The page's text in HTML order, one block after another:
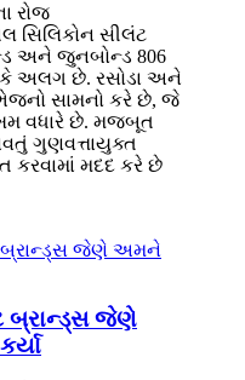
રોજ
સિલિકોન સીલંટ
અને જુનબોન્ડ 806
અલગ છે. રસોડા અને
સામનો કરે છે, જે
વધારે છે. મજબૂત
ગુણવત્તાયુક્ત
કરવામાં મદદ કરે છે
બ્રાન્ડ્સ જેણે